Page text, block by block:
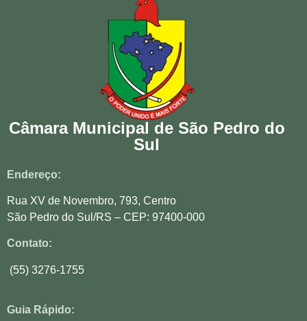
Câmara Municipal de São Pedro do
Sul
Endereço:
Rua XV de Novembro, 793, Centro
São Pedro do Sul/RS – CEP: 97400-000
Contato:
(55) 3276-1755
Guia Rápido: